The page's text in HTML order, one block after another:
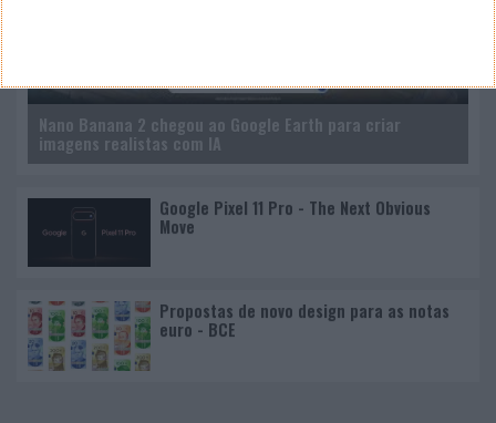
Nano Banana 2 chegou ao Google Earth para criar
imagens realistas com IA
Google Pixel 11 Pro - The Next Obvious
Move
Propostas de novo design para as notas
euro - BCE